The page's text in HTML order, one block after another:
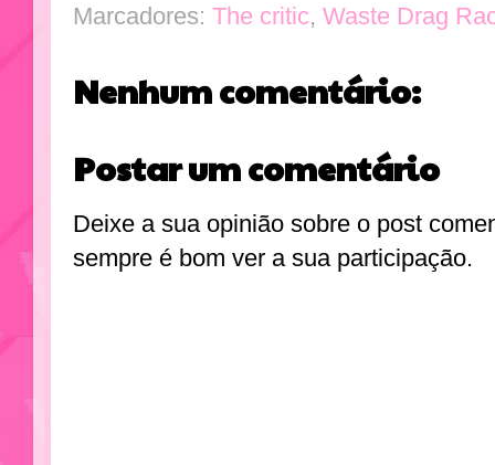
Marcadores: The critic, Waste Drag
Nenhum comentário:
Postar um comentário
Deixe a sua opinião sobre o post
sempre é bom ver a sua participação.